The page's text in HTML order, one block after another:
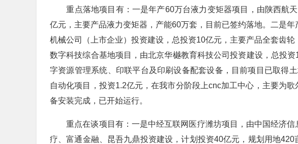
重点落地项目有：一是年产60万台液力变矩器项目，由陕西航
亿元，主要产品液力变矩器，产能60万套，目前已签约落地。二是
机械公司（上市企业）投资建设，总投资10亿元，主要产品全套齿
数字科技综合基地项目，由北京华樾教育科技公司投资建设，总投
字资源管理系统、印联平台及印刷设备配套设备，目前项目已取得
自动化项目，投资1.2亿元，在我市分阶段上cnc加工中心，主要为
备安装完成，已开始运行。
重点在谈项目有：一是中经互联网医疗潍坊项目，由中国经济信
疗、富通金融、昆吾九鼎投资建设，计划投资40亿元，规划用地